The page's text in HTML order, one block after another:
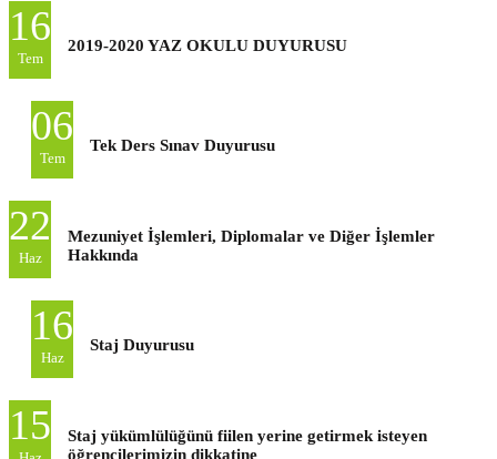
16
Tem
2019-2020 YAZ OKULU DUYURUSU
06
Tem
Tek Ders Sınav Duyurusu
22
Haz
Mezuniyet İşlemleri, Diplomalar ve Diğer İşlemler
Hakkında
16
Haz
Staj Duyurusu
15
Staj yükümlülüğünü fiilen yerine getirmek isteyen
öğrencilerimizin dikkatine